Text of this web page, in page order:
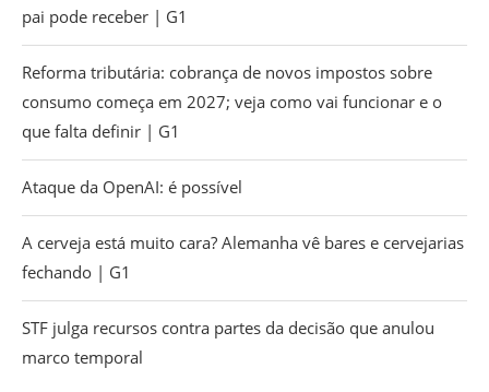
pai pode receber | G1
Reforma tributária: cobrança de novos impostos sobre
consumo começa em 2027; veja como vai funcionar e o
que falta definir | G1
Ataque da OpenAI: é possível
A cerveja está muito cara? Alemanha vê bares e cervejarias
fechando | G1
STF julga recursos contra partes da decisão que anulou
marco temporal